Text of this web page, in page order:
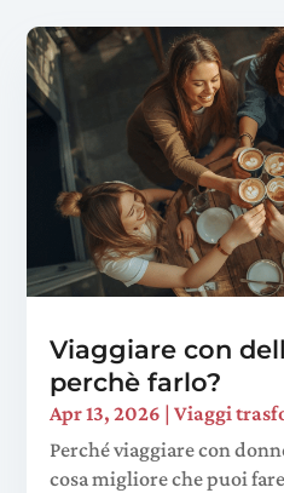
Viaggiare con
perchè farlo?
Apr 13, 2026 |Viaggi
Perché viaggiare con
cosa migliore che puoi